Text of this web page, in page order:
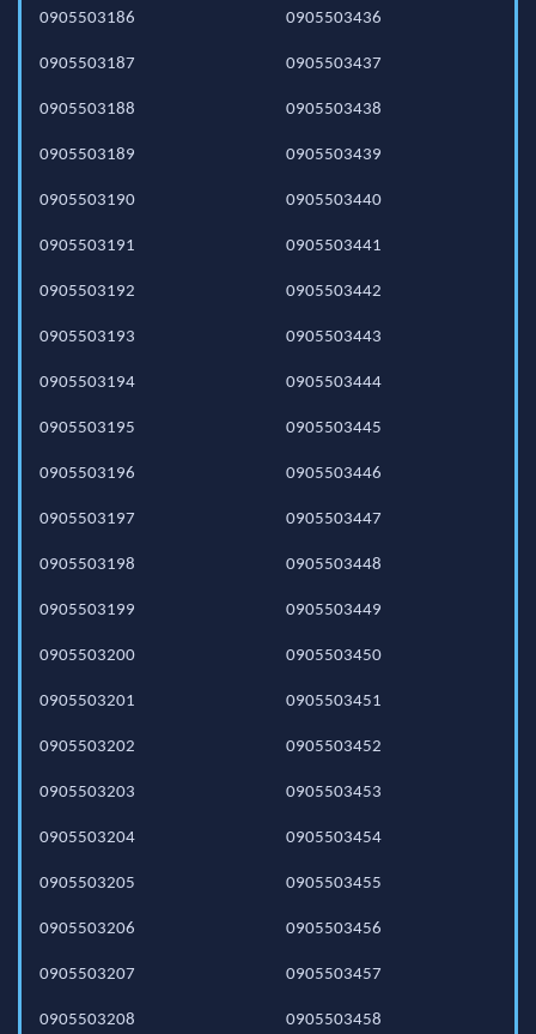
0905503186
0905503187
0905503188
0905503189
0905503190
0905503191
0905503192
0905503193
0905503194
0905503195
0905503196
0905503197
0905503198
0905503199
0905503200
0905503201
0905503202
0905503203
0905503204
0905503205
0905503206
0905503207
0905503208
0905503436
0905503437
0905503438
0905503439
0905503440
0905503441
0905503442
0905503443
0905503444
0905503445
0905503446
0905503447
0905503448
0905503449
0905503450
0905503451
0905503452
0905503453
0905503454
0905503455
0905503456
0905503457
0905503458